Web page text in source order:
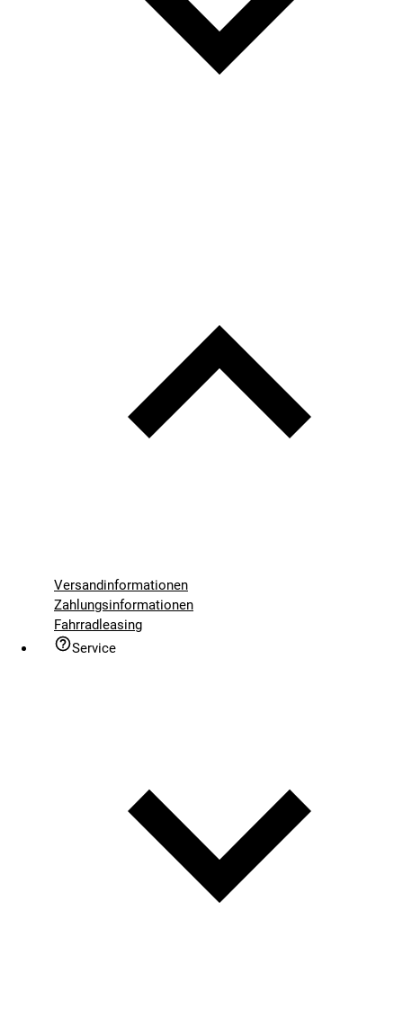
Versandinformationen
Zahlungsinformationen
Fahrradleasing
Service